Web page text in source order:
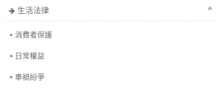
生活法律
消費者保護
日常權益
車禍紛爭